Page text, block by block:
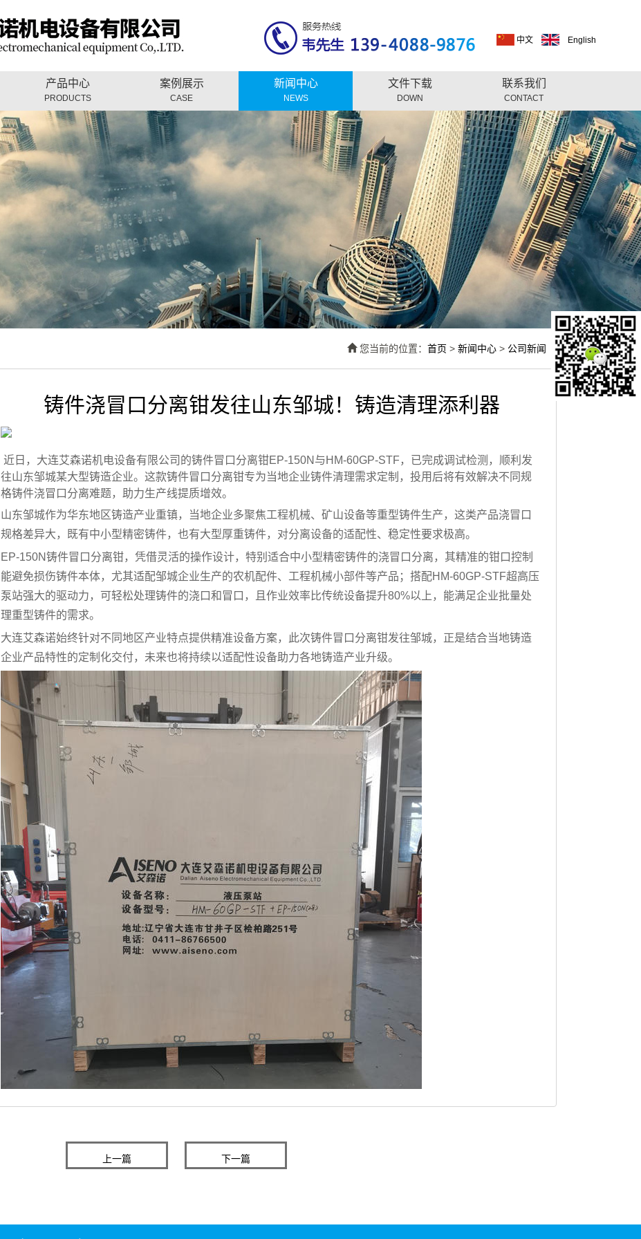
中文 English
产品中心
PRODUCTS
案例展示
CASE
新闻中心
NEWS
文件下载
DOWN
联系我们
CONTACT
您当前的位置： 首页 > 新闻中心 > 公司新闻
铸件浇冒口分离钳发往山东邹城！铸造清理添利器​
近日，大连艾森诺机电设备有限公司的铸件冒口分离钳EP-150N与HM-60GP-STF，已完成调试检测，顺利发
往山东邹城某大型铸造企业。这款铸件冒口分离钳专为当地企业铸件清理需求定制，投用后将有效解决不同规
格铸件浇冒口分离难题，助力生产线提质增效。
山东邹城作为华东地区铸造产业重镇，当地企业多聚焦工程机械、矿山设备等重型铸件生产，这类产品浇冒口
规格差异大，既有中小型精密铸件，也有大型厚重铸件，对分离设备的适配性、稳定性要求极高。
EP-150N铸件冒口分离钳，凭借灵活的操作设计，特别适合中小型精密铸件的浇冒口分离，其精准的钳口控制
能避免损伤铸件本体，尤其适配邹城企业生产的农机配件、工程机械小部件等产品；搭配HM-60GP-STF超高压
泵站强大的驱动力，可轻松处理铸件的浇口和冒口，且作业效率比传统设备提升80%以上，能满足企业批量处
理重型铸件的需求。
大连艾森诺始终针对不同地区产业特点提供精准设备方案，此次铸件冒口分离钳发往邹城，正是结合当地铸造
企业产品特性的定制化交付，未来也将持续以适配性设备助力各地铸造产业升级。
上一篇 下一篇